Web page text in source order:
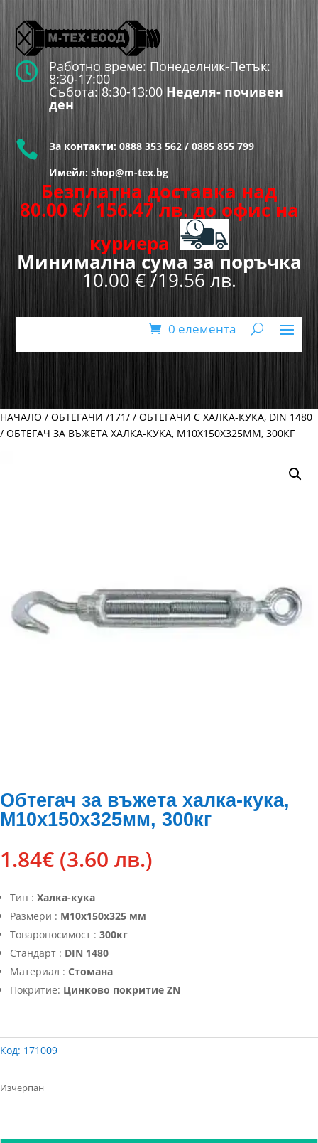
 Работно време: Понеделник-Петък:
8:30-17:00
Събота: 8:30-13:00 Неделя- почивен
ден
 За контакти: 0888 353 562 / 0885 855 799
Имейл: shop@m-tex.bg
Безплатна доставка над
80.00 €/ 156.47 лв. до офис на
куриера
Минимална сума за поръчка
10.00 € /19.56 лв.
0 елемента
НАЧАЛО / ОБТЕГАЧИ /171/ / ОБТЕГАЧИ С ХАЛКА-КУКА, DIN 1480
/ ОБТЕГАЧ ЗА ВЪЖЕТА ХАЛКА-КУКА, М10Х150Х325ММ, 300КГ
Обтегач за въжета халка-кука,
М10х150х325мм, 300кг
1.84€ (3.60 лв.)
Тип : Халка-кука
Размери : М10х150х325 мм
Товароносимост : 300кг
Стандарт : DIN 1480
Материал : Стомана
Покритие: Цинково покритие ZN
Код: 171009
Изчерпан